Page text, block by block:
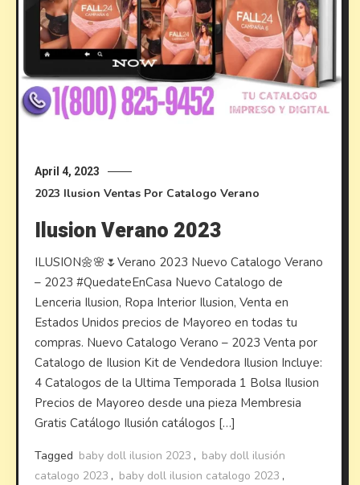
April 4, 2023
2023 Ilusion Ventas Por Catalogo Verano
Ilusion Verano 2023
ILUSION🌼🌸🌷Verano 2023 Nuevo Catalogo Verano
– 2023 #QuedateEnCasa Nuevo Catalogo de
Lenceria Ilusion, Ropa Interior Ilusion, Venta en
Estados Unidos precios de Mayoreo en todas tu
compras. Nuevo Catalogo Verano – 2023 Venta por
Catalogo de Ilusion Kit de Vendedora Ilusion Incluye:
4 Catalogos de la Ultima Temporada 1 Bolsa Ilusion
Precios de Mayoreo desde una pieza Membresia
Gratis Catálogo Ilusión catálogos […]
Tagged baby doll ilusion 2023 , baby doll ilusión
catalogo 2023 , baby doll ilusion catalogo 2023 ,